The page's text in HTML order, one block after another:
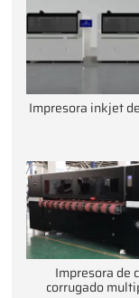
Impresora inkjet
Impresora de
corrugado